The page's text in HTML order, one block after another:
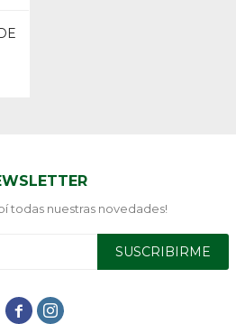
todas nuestras novedades!
SUSCRIBIRME
 